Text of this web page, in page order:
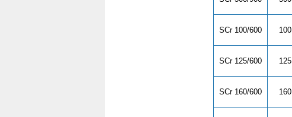
SCr 100/600 100
SCr 125/600 125
SCr 160/600 160